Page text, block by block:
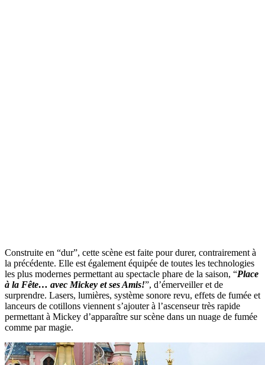
Construite en “dur”, cette scène est faite pour durer, contrairement à
la précédente. Elle est également équipée de toutes les technologies
les plus modernes permettant au spectacle phare de la saison, “Place
à la Fête… avec Mickey et ses Amis!”, d’émerveiller et de
surprendre. Lasers, lumières, système sonore revu, effets de fumée et
lanceurs de cotillons viennent s’ajouter à l’ascenseur très rapide
permettant à Mickey d’apparaître sur scène dans un nuage de fumée
comme par magie.